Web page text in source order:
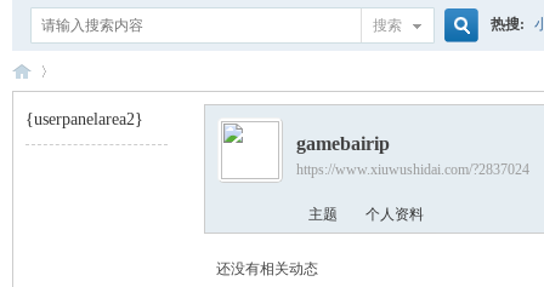
搜索
索
热搜:
{userpanelarea2}
gamebairip
https://www.xiuwushidai.com/?2837024
主题 个人资料
还没有相关动态